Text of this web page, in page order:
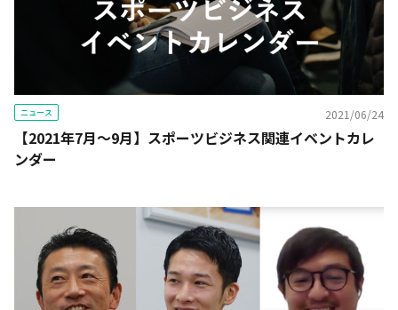
ニュース 2021/06/24
【2021年7月〜9月】スポーツビジネス関連イベントカレ
ンダー